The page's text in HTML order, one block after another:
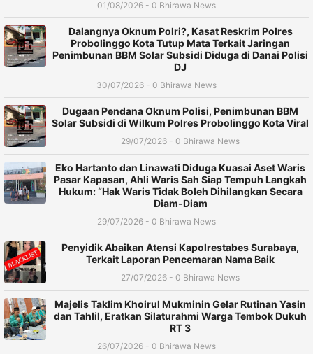
01/08/2026 - 0 Bhirawa News
Dalangnya Oknum Polri?, Kasat Reskrim Polres
Probolinggo Kota Tutup Mata Terkait Jaringan
Penimbunan BBM Solar Subsidi Diduga di Danai Polisi
DJ
30/07/2026 - 0 Bhirawa News
Dugaan Pendana Oknum Polisi, Penimbunan BBM
Solar Subsidi di Wilkum Polres Probolinggo Kota Viral
29/07/2026 - 0 Bhirawa News
Eko Hartanto dan Linawati Diduga Kuasai Aset Waris
Pasar Kapasan, Ahli Waris Sah Siap Tempuh Langkah
Hukum: “Hak Waris Tidak Boleh Dihilangkan Secara
Diam-Diam
29/07/2026 - 0 Bhirawa News
Penyidik Abaikan Atensi Kapolrestabes Surabaya,
Terkait Laporan Pencemaran Nama Baik
27/07/2026 - 0 Bhirawa News
Majelis Taklim Khoirul Mukminin Gelar Rutinan Yasin
dan Tahlil, Eratkan Silaturahmi Warga Tembok Dukuh
RT 3
26/07/2026 - 0 Bhirawa News